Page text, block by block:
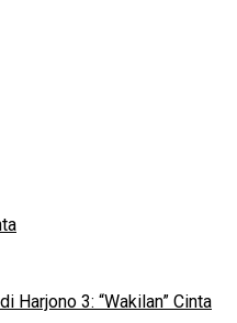
Harjono 3: “Wakilan” Cinta